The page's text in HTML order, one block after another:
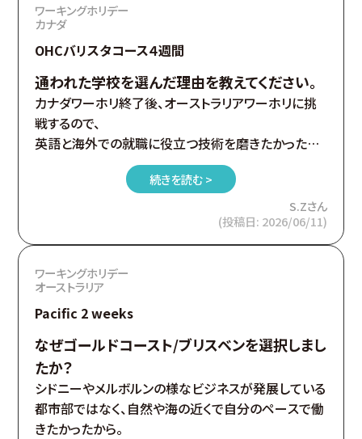
ワーキングホリデー
カナダ
OHCバリスタコース４週間
通われた学校を選んだ理由を教えてください。
カナダワーホリ終了後、オーストラリアワーホリに挑
戦するので、
英語と海外での就職に役立つ技術を磨きたかったか
続きを読む >
S.Zさん
(投稿日: 2026/06/11)
ワーキングホリデー
オーストラリア
Pacific 2 weeks
なぜゴールドコースト/ブリスベンを選択しまし
たか？
シドニーやメルボルンの様なビジネスが発展している
都市部ではなく、自然や海の近くで自分のペースで働
きたかったから。